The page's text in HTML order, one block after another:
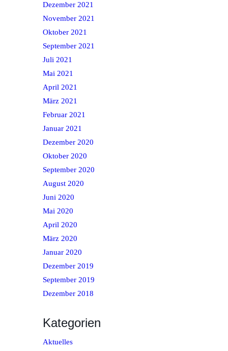
Dezember 2021
November 2021
Oktober 2021
September 2021
Juli 2021
Mai 2021
April 2021
März 2021
Februar 2021
Januar 2021
Dezember 2020
Oktober 2020
September 2020
August 2020
Juni 2020
Mai 2020
April 2020
März 2020
Januar 2020
Dezember 2019
September 2019
Dezember 2018
Kategorien
Aktuelles